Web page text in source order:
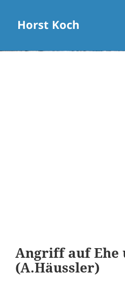
Horst Koch
Angriff auf Ehe
(A.Häussler)